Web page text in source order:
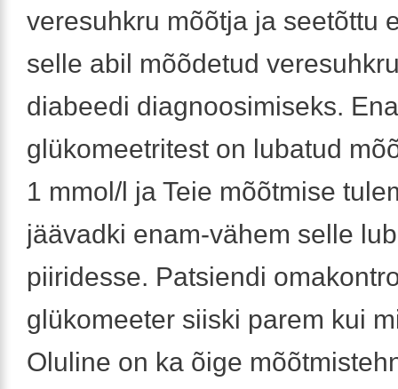
veresuhkru mõõtja ja seetõttu
selle abil mõõdetud
diabeedi diagnoosimiseks.
glükomeetritest on lubatud
1 mmol/l ja Teie mõõtmise
jäävadki enam-vähem selle
piiridesse. Patsiendi
glükomeeter siiski parem kui
Oluline on ka õige